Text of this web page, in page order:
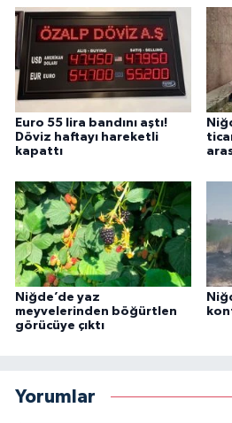
Euro 55 lira bandını aştı!
Döviz haftayı hareketli
kapattı
Niğde’de yaz
meyvelerinden böğürtlen
görücüye çıktı
Yorumlar